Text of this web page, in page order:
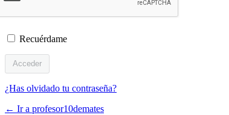
Recuérdame
¿Has olvidado tu contraseña?
← Ir a profesor10demates